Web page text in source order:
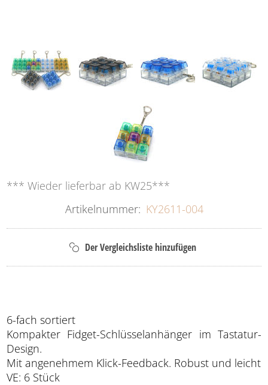
*** Wieder lieferbar ab KW25***
Artikelnummer: KY2611-004
6-fach sortiert
Kompakter Fidget-Schlüsselanhänger im Tastatur-
Design.
Mit angenehmem Klick-Feedback. Robust und leicht
VE: 6 Stück